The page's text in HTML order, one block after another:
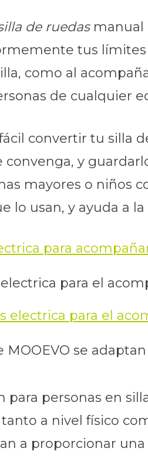
de ruedasmanual
tus límites
como al
de cualquier
convertir tu silla
y
mayores o niños
lo usan, y ayuda a
para el
MOOEVO se
para personas en
a nivel físico
a proporcionar